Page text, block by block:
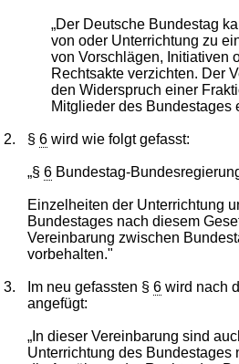
„Der Deutsche Bundestag
von oder Unterrichtung zu
von Vorschlägen, Initiativen
Rechtsakte verzichten. Der
den Widerspruch einer
Mitglieder des Bundestages
2. §6 wird wie folgt gefasst:
„§6 Bundestag-
Einzelheiten der Unterrichtung
Bundestages nach diesem
Vereinbarung zwischen
vorbehalten."
3. Im neu gefassten §6 wird nach
angefügt:
„In dieser Vereinbarung sind
Unterrichtung des Bundestages